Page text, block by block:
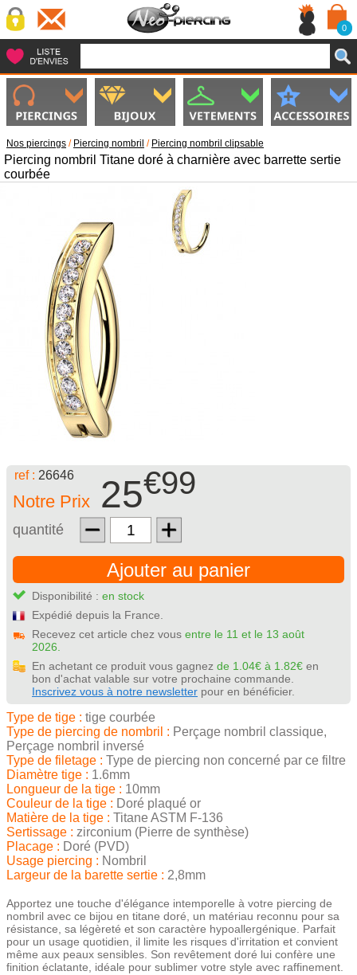
0
Nos piercings / Piercing nombril / Piercing nombril clipsable
Piercing nombril Titane doré à charnière avec barrette sertie
courbée
ref : 26646
Notre Prix 25€99
quantité
Ajouter au panier
Disponibilité : en stock
Expédié depuis la France.
Recevez cet article chez vous entre le 11 et le 13 août
2026.
En achetant ce produit vous gagnez de 1.04€ à 1.82€ en
bon d'achat valable sur votre prochaine commande.
Inscrivez vous à notre newsletter pour en bénéficier.
Type de tige : tige courbée
Type de piercing de nombril : Perçage nombril classique,
Perçage nombril inversé
Type de filetage : Type de piercing non concerné par ce filtre
Diamètre tige : 1.6mm
Longueur de la tige : 10mm
Couleur de la tige : Doré plaqué or
Matière de la tige : Titane ASTM F-136
Sertissage : zirconium (Pierre de synthèse)
Placage : Doré (PVD)
Usage piercing : Nombril
Largeur de la barette sertie : 2,8mm
Apportez une touche d'élégance intemporelle à votre piercing de
nombril avec ce bijou en titane doré, un matériau reconnu pour sa
résistance, sa légèreté et son caractère hypoallergénique. Parfait
pour un usage quotidien, il limite les risques d'irritation et convient
même aux peaux sensibles. Son revêtement doré lui confère une
finition éclatante, idéale pour sublimer votre style avec raffinement.